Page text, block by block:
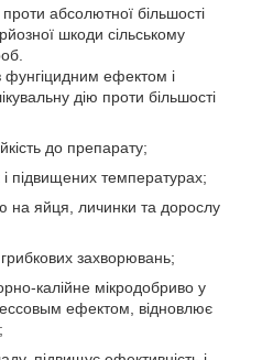
абсолютної більшості
шкоди сільському
ефектом і
дію проти більшості
до препарату;
підвищених температурах;
на яйця, личинки та дорослу
грибкових захворювань;
калійне мікродобриво у
ефектом, відновлює